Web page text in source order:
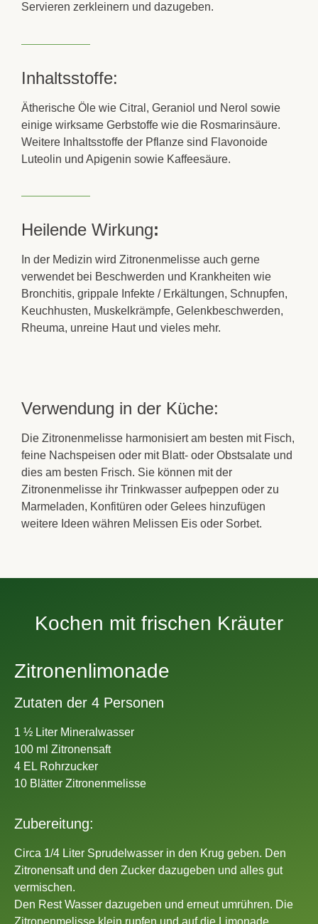
Verwendung in der Küche:
Die Zitronenmelisse harmonisiert am besten mit Fisch,
feine Nachspeisen oder mit Blatt- oder Obstsalate und
dies am besten Frisch. Sie können mit der
Zitronenmelisse ihr Trinkwasser aufpeppen oder zu
Marmeladen, Konfitüren oder Gelees hinzufügen
weitere Ideen währen Melissen Eis oder Sorbet.
Servieren zerkleinern und dazugeben.
Inhaltsstoffe:
Ätherische Öle wie Citral , Geraniol und Nerol sowie
einige wirksame Gerbstoffe wie die Rosmarinsäure.
Weitere Inhaltsstoffe der Pflanze sind Flavonoide
Luteolin und Apigenin sowie Kaffeesäure.
Heilende Wirkung:
In der Medizin wird Zitronenmelisse auch gerne
verwendet bei Beschwerden und Krankheiten wie
Bronchitis, grippale Infekte / Erkältungen, Schnupfen,
Keuchhusten, Muskelkrämpfe, Gelenkbeschwerden,
Rheuma, unreine Haut und vieles mehr.
Kochen mit frischen Kräuter
Zitronenlimonade
Zutaten der 4 Personen
1 ½ Liter Mineralwasser
100 ml Zitronensaft
4 EL Rohrzucker
10 Blätter Zitronenmelisse
Zubereitung:
Circa 1/4 Liter Sprudelwasser in den Krug geben. Den
Zitronensaft und den Zucker dazugeben und alles gut
vermischen.
Den Rest Wasser dazugeben und erneut umrühren. Die